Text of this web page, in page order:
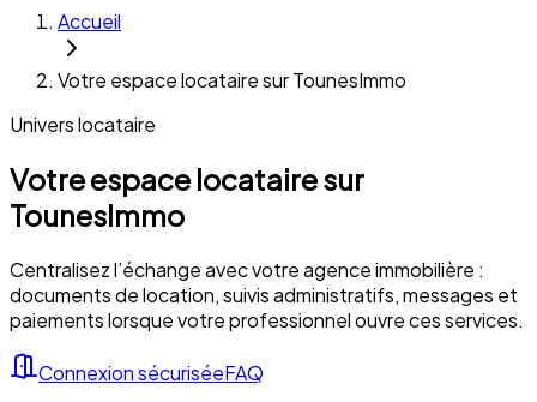
Accueil
Votre espace locataire sur TounesImmo
Univers locataire
Votre espace locataire sur
TounesImmo
Centralisez l’échange avec votre agence immobilière :
documents de location, suivis administratifs, messages et
paiements lorsque votre professionnel ouvre ces services.
Connexion sécuriséeFAQ